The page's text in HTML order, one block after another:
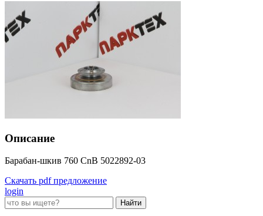
Описание
Барабан-шкив 760 CnB 5022892-03
Скачать pdf предложение
login